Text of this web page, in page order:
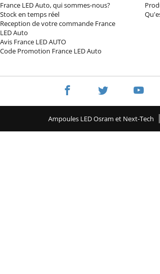
France LED Auto, qui sommes-nous?
Stock en temps réel
Reception de votre commande France
LED Auto
Avis France LED AUTO
Code Promotion France LED Auto
Ampoules LED Osram et Next-Tech